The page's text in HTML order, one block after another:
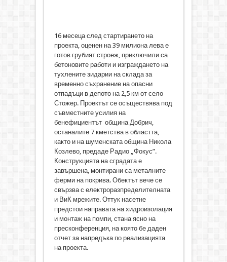
16 месеца след стартирането на
проекта, оценен на 39 милиона лева е
готов грубият строеж, приключили са
бетоновите работи и изграждането на
тухлените зидарии на склада за
временно съхранение на опасни
отпадъци в депото на 2,5 км от село
Стожер. Проектът се осъществява под
съвместните усилия на
бенефициентът община Добрич,
останалите 7 кметства в областта,
както и на шуменската община Никола
Козлево, предаде Радио „Фокус”.
Конструкцията на сградата е
завършена, монтирани са металните
ферми на покрива. Обектът вече се
свързва с електроразпределителната
и ВиК мрежите. Оттук насетне
предстои направата на хидроизолация
и монтаж на помпи, стана ясно на
пресконференция, на която бе даден
отчет за напредъка по реализацията
на проекта.